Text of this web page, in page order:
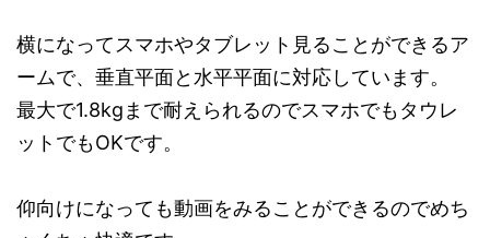
横になってスマホやタブレット見ることができるア
ームで、垂直平面と水平平面に対応しています。
最大で1.8kgまで耐えられるのでスマホでもタウレ
ットでもOKです。
仰向けになっても動画をみることができるのでめち